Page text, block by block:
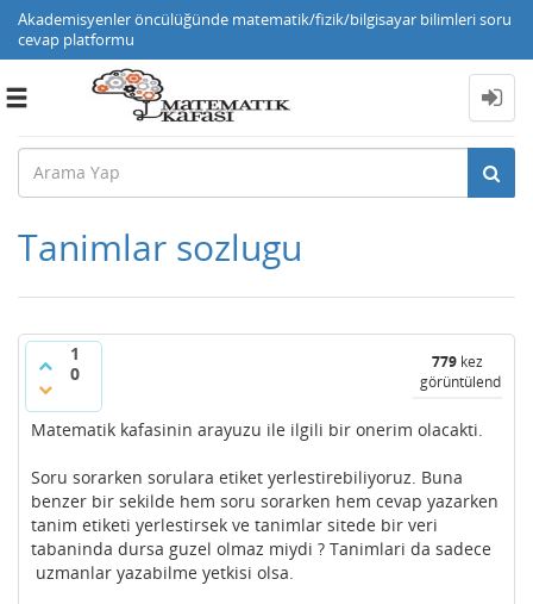
Akademisyenler öncülüğünde matematik/fizik/bilgisayar bilimleri soru
cevap platformu
Toggle
Tanimlar sozlugu
1
0
779 kez
görüntülendi
Matematik kafasinin arayuzu ile ilgili bir onerim olacakti.
Soru sorarken sorulara etiket yerlestirebiliyoruz. Buna
benzer bir sekilde hem soru sorarken hem cevap yazarken
tanim etiketi yerlestirsek ve tanimlar sitede bir veri
tabaninda dursa guzel olmaz miydi ? Tanimlari da sadece
uzmanlar yazabilme yetkisi olsa.